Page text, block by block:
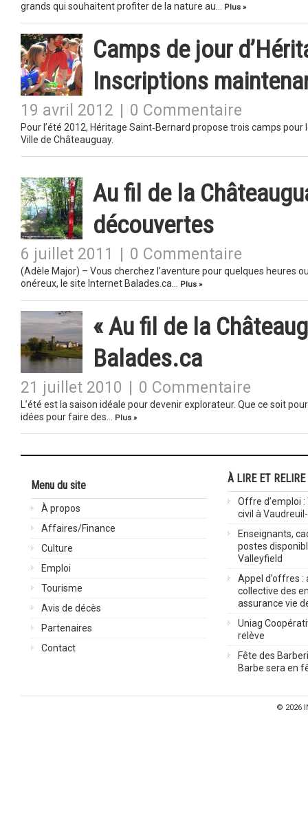
grands qui souhaitent profiter de la nature au…
Plus »
Camps de jour
Inscriptions
19 avril 2012 0 Commentaire
Pour l’été 2012, Héritage Saint‐Bernard propose trois camps
Ville de Châteauguay.
Au fil de la
découvertes
6 juillet 2011 0 Commentaire
(Adèle Major) – Vous cherchez l’aventure pour quelques heures
onéreux, le site Internet Balades.ca…
Plus »
« Au fil de la
Balades.ca
21 juillet 2010 0 Commentaire
L’été est la saison idéale pour devenir explorateur. Que ce soit
idées pour faire des…
Plus »
Menu du site
À propos
Affaires/Finance
Culture
Emploi
Tourisme
Avis de décès
Partenaires
Contact
À LIRE ET RELIRE
Offre d’emploi
civil à
Enseignants,
postes
Valleyfield
Appel d’offres :
collective des
assurance vie
Uniag
relève
Fête des
Barbe sera en
© 2026